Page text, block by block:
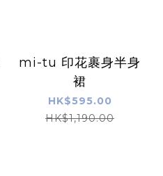
mi-tu 印花裹身半身
裙
HK$595.00
HK$1,190.00